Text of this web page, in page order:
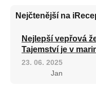
Nejčtenější na
Nejlepší vepřová
Tajemství je v
23. 06. 2025
Jan